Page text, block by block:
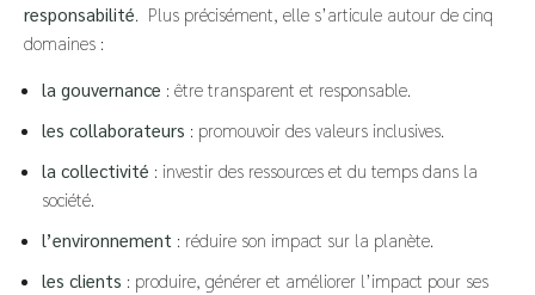
responsabilité . Plus précisément, elle s’articule autour de cinq
domaines :
la gouvernance : être transparent et responsable.
les collaborateurs : promouvoir des valeurs inclusives.
la collectivité : investir des ressources et du temps dans la
société.
l’environnement : réduire son impact sur la planète.
les clients : produire, générer et améliorer l’impact pour ses